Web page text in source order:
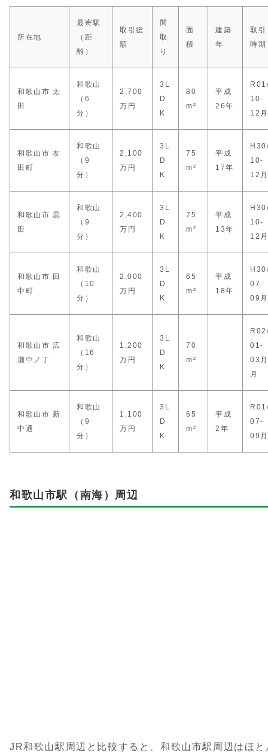
所在地
最寄駅
（距
離）
取引総
額
間
取
り
面
積
建築
年
取引
時期
和歌山市 太
田
和歌山
（6
分）
2,700
万円
3L
D
K
80
m²
平成
26年
10-
12月
和歌山市 友
田町
和歌山
（9
分）
2,100
万円
3L
D
K
75
m²
平成
17年
10-
12月
和歌山市 黒
田
和歌山
（9
分）
2,400
万円
3L
D
K
75
m²
平成
13年
10-
12月
和歌山市 田
中町
和歌山
（10
分）
2,000
万円
3L
D
K
65
m²
平成
18年
07-
09月
和歌山市 広
瀬中ノ丁
和歌山
（16
分）
1,200
万円
3L
D
K
70
m²
01-
03月
月
和歌山市 新
中通
和歌山
（9
分）
1,100
万円
3L
D
K
65
m²
平成
2年
07-
09月
和歌山市駅（南海）周辺
JR和歌山駅周辺と比較すると、和歌山市駅周辺はほと